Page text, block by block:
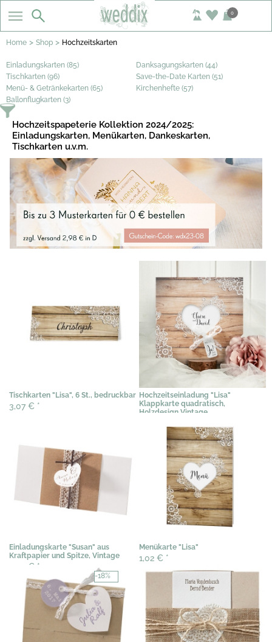
0
Home > Shop > Hochzeitskarten
Einladungskarten (85)
Danksagungskarten (44)
Tischkarten (96)
Save-the-Date Karten (51)
Menü- & Getränkekarten (65)
Kirchenhefte (57)
Ballonflugkarten (3)
Hochzeitspapeterie Kollektion 2024/2025:
Einladungskarten, Menükarten, Dankeskarten,
Tischkarten u.v.m.
Tischkarten "Lisa", 6 St., bedruckbar
3,07 € *
Hochzeitseinladung "Lisa"
Klappkarte quadratisch,
Holzdesign Vintage
Einladungskarte "Susan" aus
Kraftpapier und Spitze, Vintage
3,07 € *
Menükarte "Lisa"
1,02 € *
-18%